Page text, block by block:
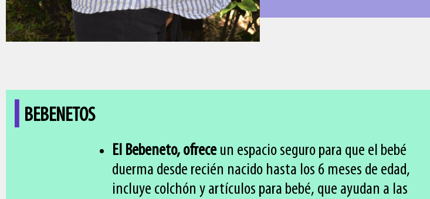
I BEBENETOS
El Bebeneto, ofreceun espacio seguro para que el bebé
duerma desde recién nacido hasta los 6 meses de edad,
incluye colchón y artículos para bebé, que ayudan a las